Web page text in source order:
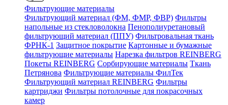
Фильтрующие материалы
Фильтрующий материал (ФМ, ФМР, ФВР) Фильтры
напольные из стекловолокна Пенополиуретановый
фильтрующий материал (ППУ) Фильтровальная ткань
ФРНК-1 Защитное покрытие Картонные и бумажные
фильтрующие материалы Нарезка фильтров REINBERG
Покеты REINBERG Сорбирующие материалы Ткань
Петрянова Фильтрующие материалы ФилТек
Фильтрующий материал REINBERG Фильтры
картриджи Фильтры потолочные для покрасочных
камер